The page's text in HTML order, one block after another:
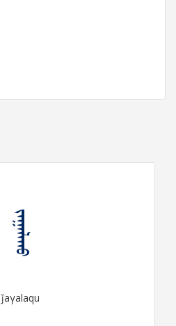
ᠵᠠᠭᠠᠯᠠᠬᠤ
ǰaγalaqu